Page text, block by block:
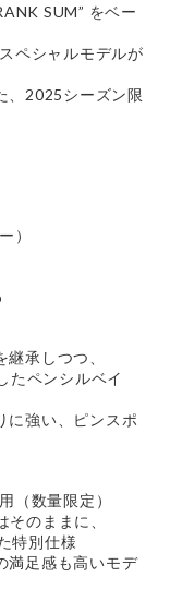
SUM” をベー
ペシャルモデルが
、2025シーズン限
）
承しつつ、
たペンシルベイ
に強い、ピンスポ
（数量限定）
そのままに、
特別仕様
満足感も高いモデ